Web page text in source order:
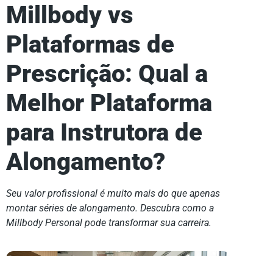
Millbody vs
Plataformas de
Prescrição: Qual a
Melhor Plataforma
para Instrutora de
Alongamento?
Seu valor profissional é muito mais do que apenas
montar séries de alongamento. Descubra como a
Millbody Personal pode transformar sua carreira.